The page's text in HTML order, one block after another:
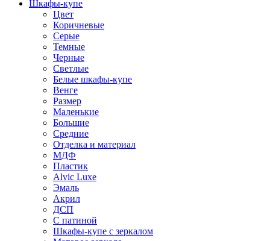
Шкафы-купе
Цвет
Коричневые
Серые
Темные
Черные
Светлые
Белые шкафы-купе
Венге
Размер
Маленькие
Большие
Средние
Отделка и материал
МДФ
Пластик
Alvic Luxe
Эмаль
Акрил
ДСП
С патиной
Шкафы-купе с зеркалом